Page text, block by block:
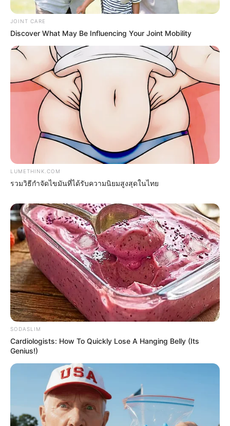
BRAINBERRIES
It's The End Of The Road: The Worst TV Series
Finales Of All Time
BRAINBERRIES
แนะนำ
ดูดวง
ดูเพิ่มเติม
ดูดวง
เบอร์โทร คน Keep look เป๊ะทุกมุมดูดี
ทุกองศา คุณล่ะมีเลขคู่นี้ไหม
JOINT CARE
Discover What May Be Influencing Your Joint Mobility
LUMETHINK.COM
รวมวิธีกำจัดไขมันที่ได้รับความนิยมสูงสุดในไทย
SODASLIM
Cardiologists: How To Quickly Lose A Hanging Belly (Its
Genius!)